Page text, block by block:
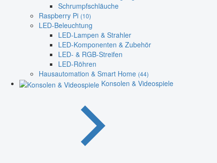
Schrumpfschläuche
Raspberry Pi (10)
LED-Beleuchtung
LED-Lampen & Strahler
LED-Komponenten & Zubehör
LED- & RGB-Streifen
LED-Röhren
Hausautomation & Smart Home (44)
Konsolen & Videospiele